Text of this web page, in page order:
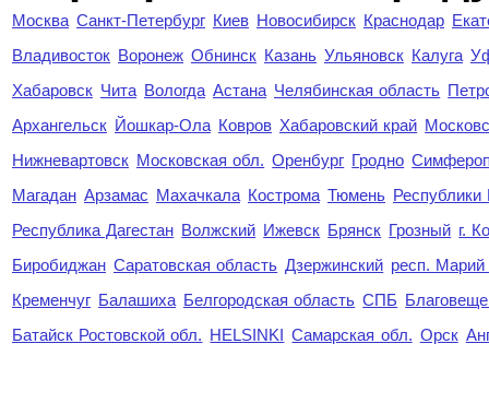
Москва Санкт-Петербург Киев Новосибирск Краснодар
Владивосток Воронеж Обнинск Казань Ульяновск Калуга
Хабаровск Чита Вологда Астана Челябинская область
Архангельск Йошкар-Ола Ковров Хабаровский край
Нижневартовск Московская обл. Оренбург Гродно
Магадан Арзамас Махачкала Кострома Тюмень Республики
Республика Дагестан Волжский Ижевск Брянск Грозный г.
Биробиджан Саратовская область Дзержинский респ.
Кременчуг Балашиха Белгородская область СПБ
Батайск Ростовской обл. HELSINKI Самарская обл. Орск